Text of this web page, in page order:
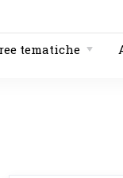
tematiche